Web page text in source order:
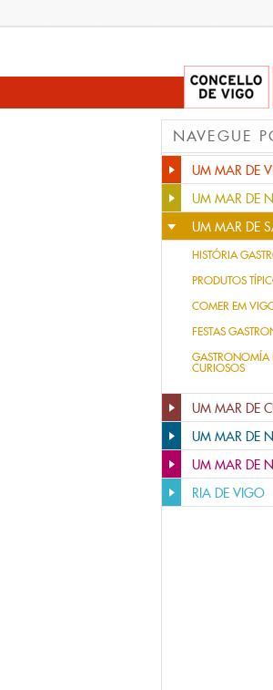
NAVEGUE
UM MAR DE
UM MAR DE
UM MAR DE
HISTÓRIA
PRODUTOS
COMER EM
FESTAS
GASTRONOMÍA
CURIOSOS
UM MAR DE
UM MAR DE
UM MAR DE
RIA DE VIGO